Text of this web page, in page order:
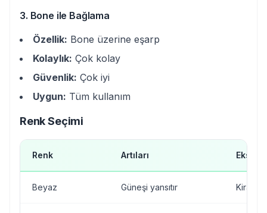
3. Bone ile Bağlama
Özellik: Bone üzerine eşarp
Kolaylık: Çok kolay
Güvenlik: Çok iyi
Uygun: Tüm kullanım
Renk Seçimi
Renk Artıları Eksileri
Beyaz Güneşi yansıtır Kiraz